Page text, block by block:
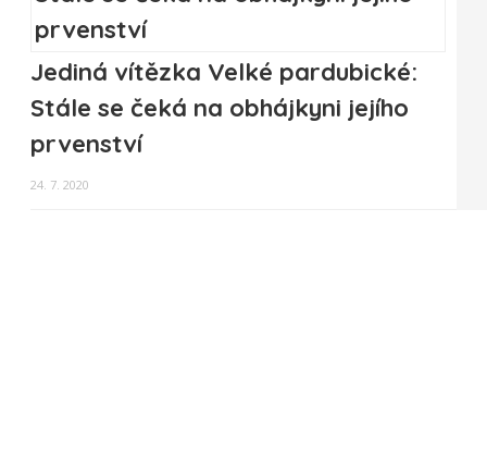
Jediná vítězka Velké pardubické:
Stále se čeká na obhájkyni jejího
prvenství
24. 7. 2020